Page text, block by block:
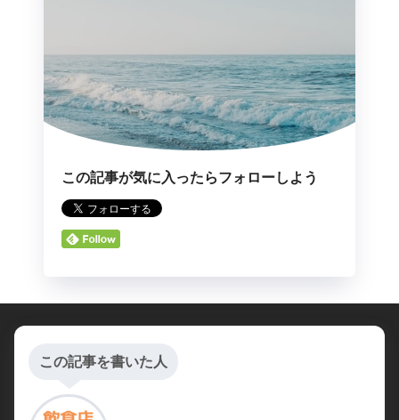
この記事が気に入ったらフォローしよう
この記事を書いた人